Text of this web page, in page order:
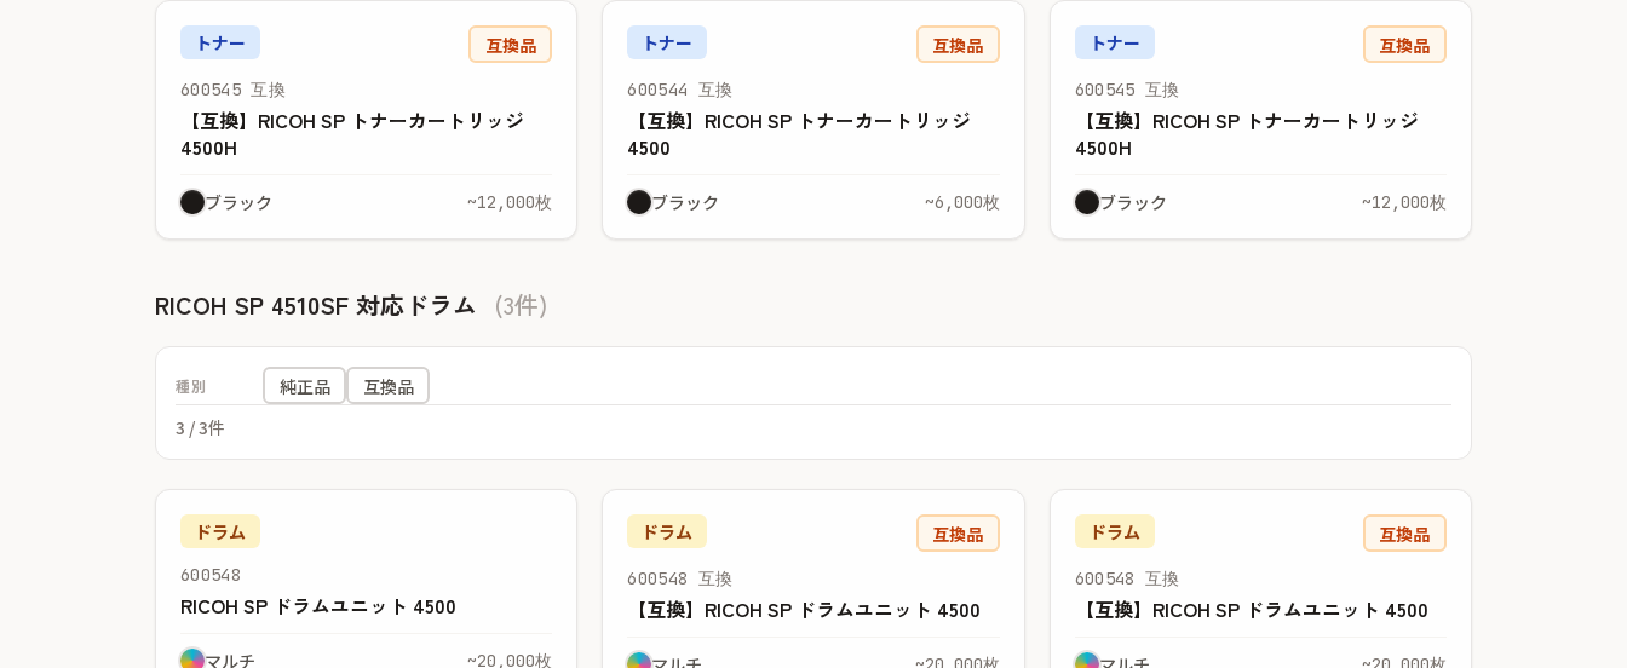
トナー 互換品
600545 互換
【互換】RICOH SP トナーカートリッジ
4500H
ブラック ~12,000枚
トナー 互換品
600544 互換
【互換】RICOH SP トナーカートリッジ
4500
ブラック ~6,000枚
トナー 互換品
600545 互換
【互換】RICOH SP トナーカートリッジ
4500H
ブラック ~12,000枚
RICOH SP 4510SF 対応ドラム (3件)
種別 純正品
互換品
3 / 3件
ドラム
600548
RICOH SP ドラムユニット 4500
マルチ ~20,000枚
ドラム 互換品
600548 互換
【互換】RICOH SP ドラムユニット 4500
ドラム 互換品
600548 互換
【互換】RICOH SP ドラムユニット 4500